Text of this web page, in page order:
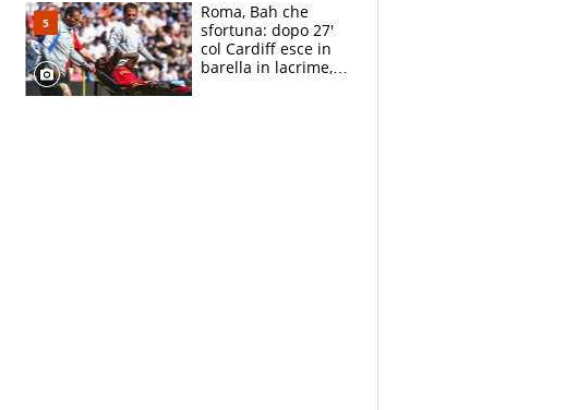
Roma, Bah che
sfortuna: dopo 27'
col Cardiff esce in
barella in lacrime,